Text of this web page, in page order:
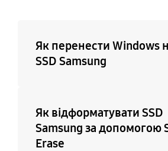
Як перенести Windows
SSD Samsung
Як відформатувати SSD
Samsung за допомогою
Erase